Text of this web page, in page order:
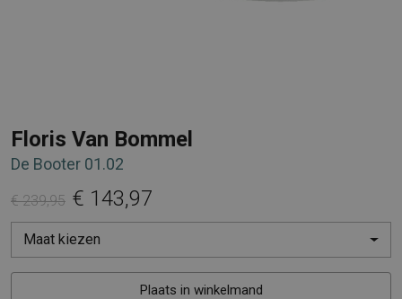
Floris Van Bommel
De Booter 01.02
€ 239,95 € 143,97
Maat kiezen
Plaats in winkelmand